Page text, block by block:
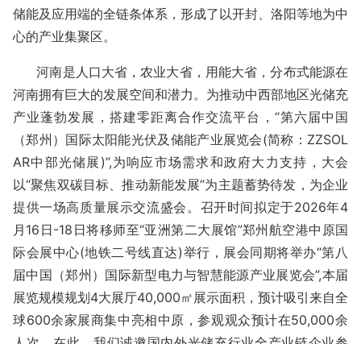
储能及应用端的全链条体系，形成了以开封、洛阳等地为中
心的产业集聚区。
河南是人口大省，农业大省，用能大省，分布式能源在
河南拥有巨大的发展空间和潜力。为推动中西部地区光储充
产业蓬勃发展，搭建零距离合作交流平台， “第六届中国
（郑州）国际太阳能光伏及储能产业展览会(简称： ZZSOL
AR中部光储展 )”,为响应市场需求和政府大力支持，大会
以“聚焦双碳目标、推动新能发展”为主题蓄势待发，为企业
提供一场高质量展示交流盛会。 召开时间拟定于2026年4
月 16 日-18 日将移师至“亚洲第二大展馆”郑州航空港中原国
际会展中心(地铁二号线直达)举行，展会同期将举办“第八
届中国（郑州）国际新型电力与智慧能源产业展览会”,本届
展览规模规划4大展厅40,000㎡展示面积 ，预计吸引来自全
球600余家展商集中亮相中原 ，参观观众预计在50,000余